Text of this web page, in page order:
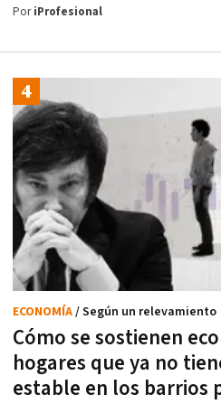
PoriProfesional
Cómo se sostienen
hogares que ya no
estable en los barrios
ECONOMÍA/ Según un relevamiento